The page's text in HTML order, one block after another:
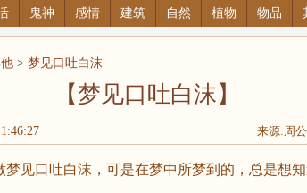
鬼神 感情 建筑 自然 植物 物品
> 梦见口吐白沫
【梦见口吐白沫】
来源:周
口吐白沫，可是在梦中所梦到的，总是想知